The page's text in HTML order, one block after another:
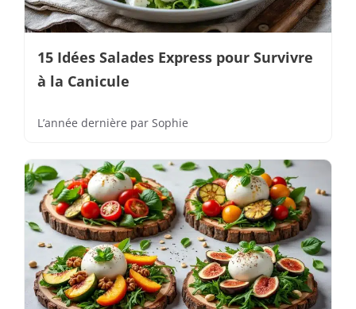
15 Idées Salades Express pour Survivre
à la Canicule
L’année dernière par Sophie